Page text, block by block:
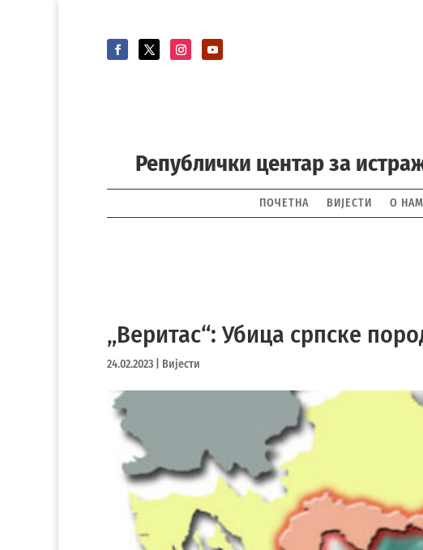
Републички центар за
ПОЧЕТНА ВИЈЕСТИ О
„Веритас“: Убица српске
24.02.2023 Вијести